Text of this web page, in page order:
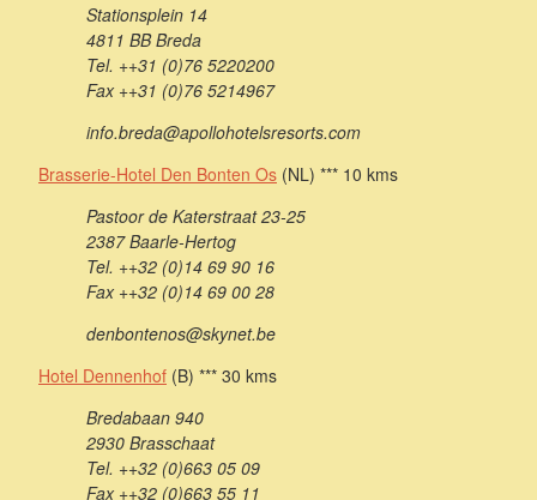
Stationsplein 14
4811 BB Breda
Tel. ++31 (0)76 5220200
Fax ++31 (0)76 5214967
info.breda@apollohotelsresorts.com
Brasserie-Hotel Den Bonten Os (NL) *** 10 kms
Pastoor de Katerstraat 23-25
2387 Baarle-Hertog
Tel. ++32 (0)14 69 90 16
Fax ++32 (0)14 69 00 28
denbontenos@skynet.be
Hotel Dennenhof (B) *** 30 kms
Bredabaan 940
2930 Brasschaat
Tel. ++32 (0)663 05 09
Fax ++32 (0)663 55 11